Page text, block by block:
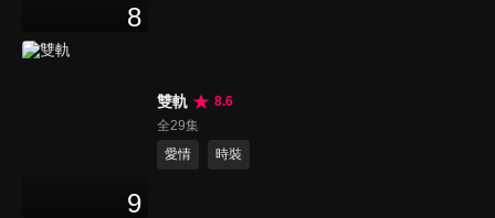
8
9
雙軌
8.6
全29集
愛情
時裝